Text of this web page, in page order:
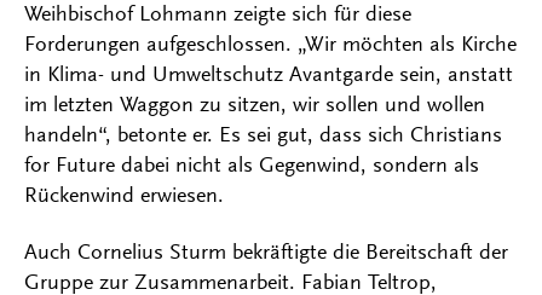
Weihbischof Lohmann zeigte sich für diese
Forderungen aufgeschlossen. „Wir möchten als Kirche
in Klima- und Umweltschutz Avantgarde sein, anstatt
im letzten Waggon zu sitzen, wir sollen und wollen
handeln“, betonte er. Es sei gut, dass sich Christians
for Future dabei nicht als Gegenwind, sondern als
Rückenwind erwiesen.
Auch Cornelius Sturm bekräftigte die Bereitschaft der
Gruppe zur Zusammenarbeit. Fabian Teltrop,